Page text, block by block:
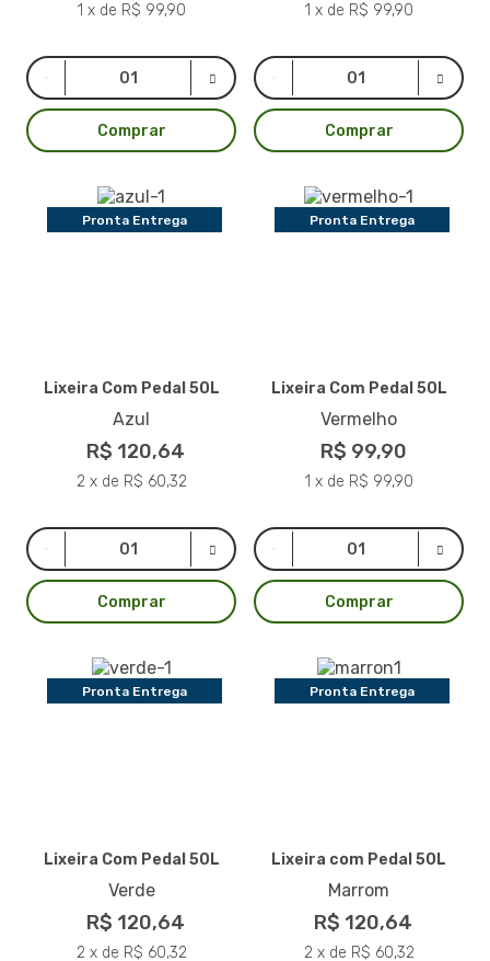
1 x de R$ 99,90
Comprar
1 x de R$ 99,90
Comprar
Pronta Entrega
Lixeira Com Pedal 50L
Azul
R$ 120,64
2 x de R$ 60,32
Comprar
Pronta Entrega
Lixeira Com Pedal 50L
Vermelho
R$ 99,90
1 x de R$ 99,90
Comprar
Pronta Entrega
Lixeira Com Pedal 50L
Verde
R$ 120,64
2 x de R$ 60,32
Pronta Entrega
Lixeira com Pedal 50L
Marrom
R$ 120,64
2 x de R$ 60,32